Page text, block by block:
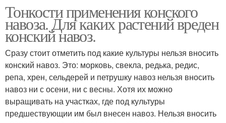
Тонкости применения конского
навоза. Для каких растений вреден
конский навоз.
Сразу стоит отметить под какие культуры нельзя вносить
конский навоз. Это: морковь, свекла, редька, редис,
репа, хрен, сельдерей и петрушку навоз нельзя вносить
навоз ни с осени, ни с весны. Хотя их можно
выращивать на участках, где под культуры
предшествующии им был внесен навоз. Нельзя вносить